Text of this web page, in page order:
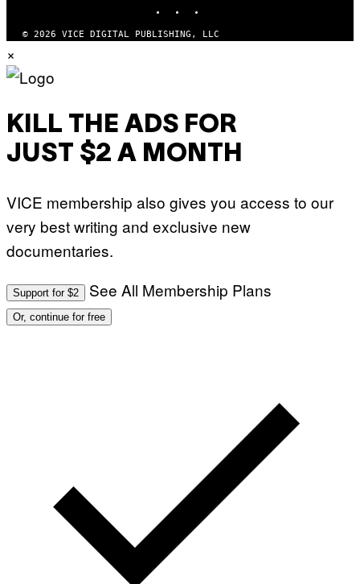
© 2026 VICE DIGITAL PUBLISHING, LLC
×
KILL THE ADS FOR
JUST $2 A MONTH
VICE membership also gives you access to our
very best writing and exclusive new
documentaries.
Support for $2 See All Membership Plans
Or, continue for free